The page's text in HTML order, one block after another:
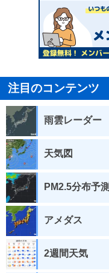
注目のコンテンツ
雨雲レーダー
天気図
PM2.5分布予測
アメダス
2週間天気